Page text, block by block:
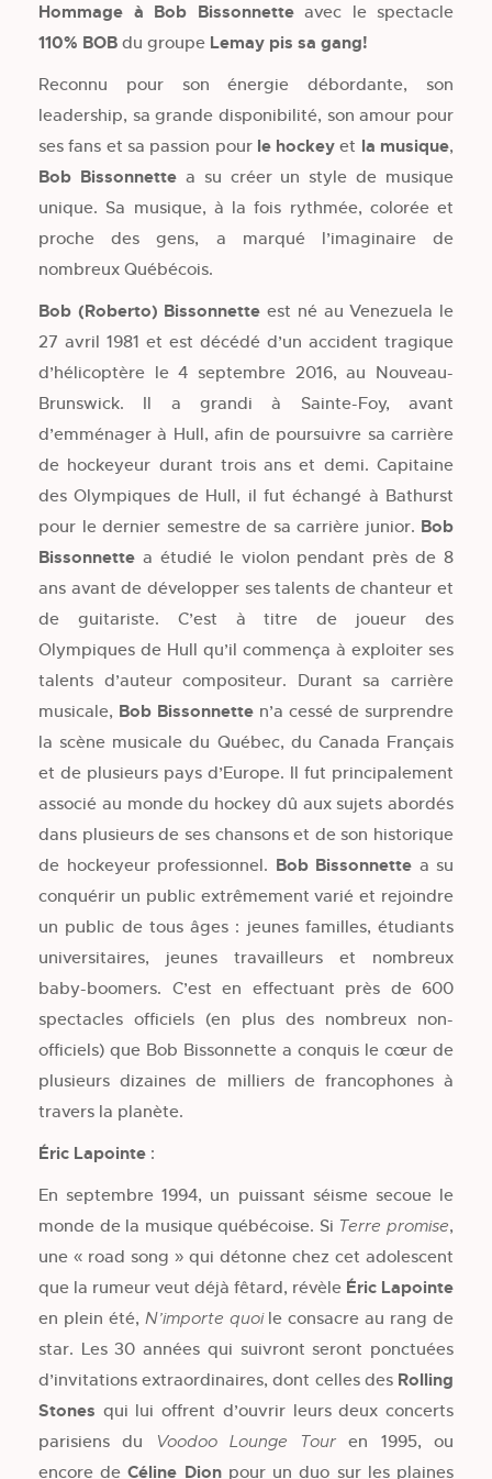
Hommage à Bob Bissonnette avec le spectacle
110% BOB du groupe Lemay pis sa gang!
Reconnu pour son énergie débordante, son
leadership, sa grande disponibilité, son amour pour
ses fans et sa passion pour le hockey et la musique,
Bob Bissonnettea su créer un style de musique
unique. Sa musique, à la fois rythmée, colorée et
proche des gens, a marqué l’imaginaire de
nombreux Québécois.
Bob (Roberto) Bissonnette est né au Venezuela le
27 avril 1981 et est décédé d’un accident tragique
d’hélicoptère le 4 septembre 2016, au Nouveau-
Brunswick. Il a grandi à Sainte-Foy, avant
d’emménager à Hull, afin de poursuivre sa carrière
de hockeyeur durant trois ans et demi. Capitaine
des Olympiques de Hull, il fut échangé à Bathurst
pour le dernier semestre de sa carrière junior. Bob
Bissonnette a étudié le violon pendant près de 8
ans avant de développer ses talents de chanteur et
de guitariste. C’est à titre de joueur des
Olympiques de Hull qu’il commença à exploiter ses
talents d’auteur compositeur. Durant sa carrière
musicale, Bob Bissonnette n’a cessé de surprendre
la scène musicale du Québec, du Canada Français
et de plusieurs pays d’Europe. Il fut principalement
associé au monde du hockey dû aux sujets abordés
dans plusieurs de ses chansons et de son historique
de hockeyeur professionnel. Bob Bissonnette a su
conquérir un public extrêmement varié et rejoindre
un public de tous âges : jeunes familles, étudiants
universitaires, jeunes travailleurs et nombreux
baby-boomers. C’est en effectuant près de 600
spectacles officiels (en plus des nombreux non-
officiels) que Bob Bissonnette a conquis le cœur de
plusieurs dizaines de milliers de francophones à
travers la planète.
Éric Lapointe :
En septembre 1994, un puissant séisme secoue le
monde de la musique québécoise. Si Terre promise,
une « road song » qui détonne chez cet adolescent
que la rumeur veut déjà fêtard, révèle Éric Lapointe
en plein été, N’importe quoile consacre au rang de
star. Les 30 années qui suivront seront ponctuées
d’invitations extraordinaires, dont celles des Rolling
Stones qui lui offrent d’ouvrir leurs deux concerts
parisiens du
Voodoo Lounge Touren 1995, ou
encore deCéline Dionpour un duo sur les plaines